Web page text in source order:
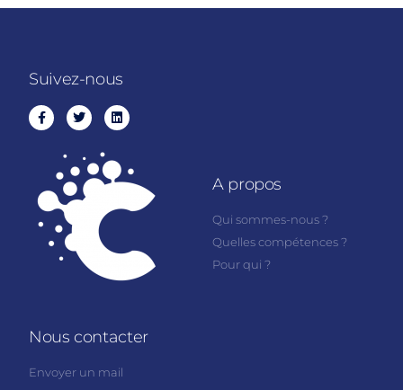
Suivez-nous
A propos
Qui sommes-nous ?
Quelles compétences ?
Pour qui ?
Nous contacter
Envoyer un mail